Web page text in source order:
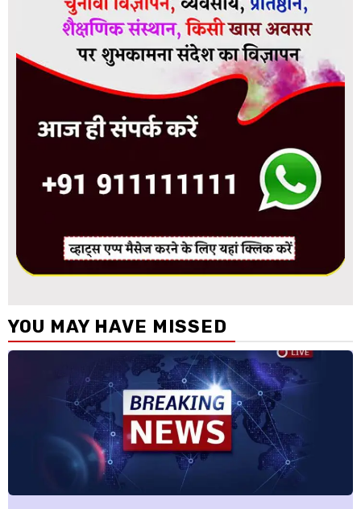
YOU MAY HAVE MISSED